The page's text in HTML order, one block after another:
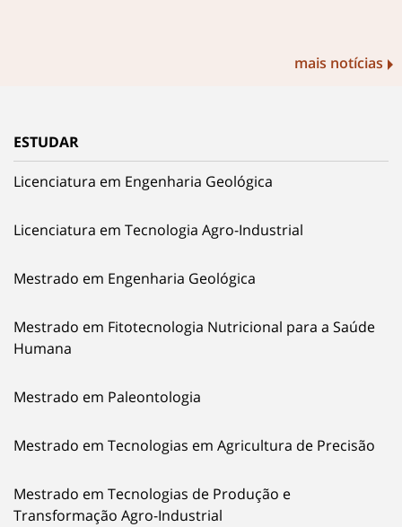
mais notícias
ESTUDAR
Licenciatura em Engenharia Geológica
Licenciatura em Tecnologia Agro-Industrial
Mestrado em Engenharia Geológica
Mestrado em Fitotecnologia Nutricional para a Saúde
Humana
Mestrado em Paleontologia
Mestrado em Tecnologias em Agricultura de Precisão
Mestrado em Tecnologias de Produção e
Transformação Agro-Industrial